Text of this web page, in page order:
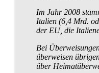
Im Jahr 2008
Italien (6,4 Mrd.
der EU, die
Bei
überweisen
über